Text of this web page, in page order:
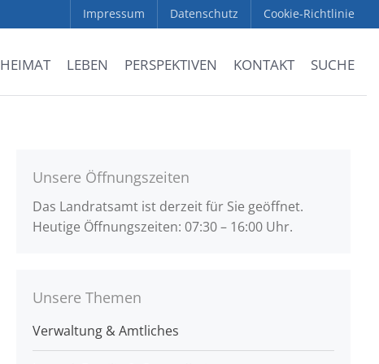
Impressum Datenschutz Cookie-Richtlinie
HEIMAT LEBEN PERSPEKTIVEN KONTAKT SUCHE
Unsere Öffnungszeiten
Das Landratsamt ist derzeit für Sie geöffnet.
Heutige Öffnungszeiten: 07:30 – 16:00 Uhr.
Unsere Themen
Verwaltung & Amtliches